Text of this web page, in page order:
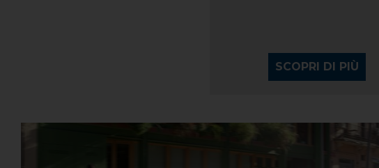
SCOPRI DI PIÙ